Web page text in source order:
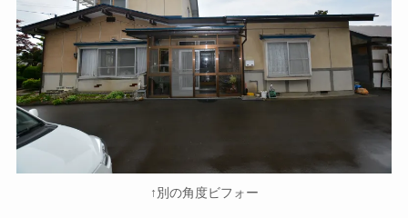
↑別の角度ビフォー